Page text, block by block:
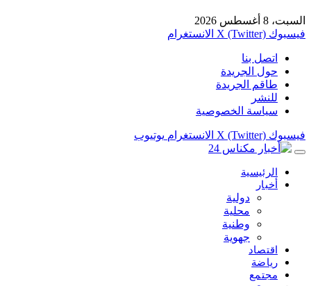
السبت، 8 أغسطس 2026
فيسبوك X (Twitter) الانستغرام
اتصل بنا
حول الجريدة
طاقم الجريدة
للنشر
سياسة الخصوصية
فيسبوك X (Twitter) الانستغرام يوتيوب
الرئيسية
أخبار
دولية
محلية
وطنية
جهوية
اقتصاد
رياضة
مجتمع